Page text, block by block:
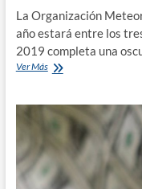
La Organización
año estará entre los
2019 completa una
Ver Más2019
década
la
crisis
climática